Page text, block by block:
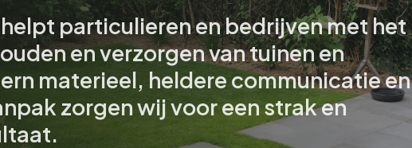
particulieren en bedrijven met het
en verzorgen van tuinen en
materieel, heldere communicatie en
zorgen wij voor een strak en